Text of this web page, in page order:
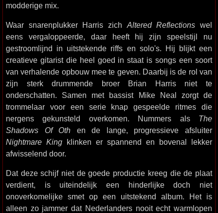
modderige mix.
Waar snarenplukker Harris zich Altered Reflections wel
eens vergaloppeerde, daar heeft hij zijn speelstijl nu
gestroomlijnd in uitstekende riffs en solo's. Hij blijkt een
creatieve gitarist die heel goed in staat is songs een soort
van verhalende opbouw mee te geven. Daarbij is de rol van
zijn sterk drummende broer Brian Harris niet te
onderschatten. Samen met bassist Mike Neal zorgt de
trommelaar voor een serie knap gespeelde ritmes die
nergens gekunsteld overkomen. Nummers als The
Shadows Of Oth en de lange, progressieve afsluiter
Nightmare King klinken er spannend en bovenal lekker
afwisselend door.
Dat deze schijf niet de goede productie kreeg die de plaat
verdient, is uiteindelijk een hinderlijke doch niet
onoverkomelijke smet op een uitstekend album. Het is
alleen zo jammer dat Nederlanders nooit echt warmlopen